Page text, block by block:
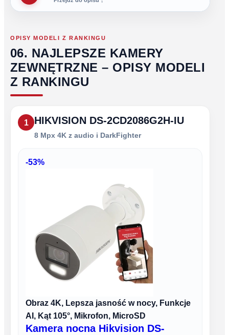
OPISY MODELI Z RANKINGU
06. NAJLEPSZE KAMERY
ZEWNĘTRZNE – OPISY MODELI
Z RANKINGU
1 HIKVISION DS-2CD2086G2H-IU
8 Mpx 4K z audio i DarkFighter
-53%
Obraz 4K, Lepsza jasność w nocy, Funkcje
AI, Kąt 105°, Mikrofon, MicroSD
Kamera nocna Hikvision DS-